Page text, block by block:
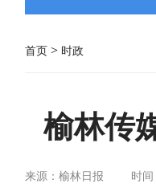
首页 > 时政
榆林传
来源：榆林日报 时间